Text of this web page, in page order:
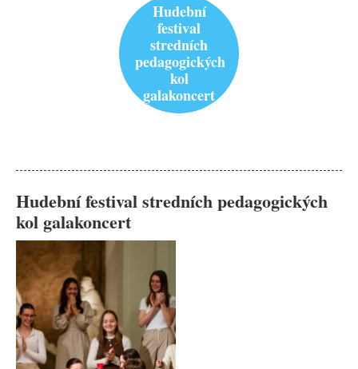
Hudební
festival
stredních
pedagogických
kol
galakoncert
Hudební festival stredních pedagogických
kol galakoncert